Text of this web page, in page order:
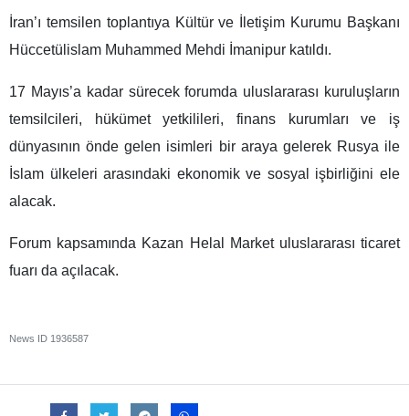
İran’ı temsilen toplantıya Kültür ve İletişim Kurumu Başkanı
Hüccetülislam Muhammed Mehdi İmanipur katıldı.
17 Mayıs’a kadar sürecek forumda uluslararası kuruluşların
temsilcileri, hükümet yetkilileri, finans kurumları ve iş
dünyasının önde gelen isimleri bir araya gelerek Rusya ile
İslam ülkeleri arasındaki ekonomik ve sosyal işbirliğini ele
alacak.
Forum kapsamında Kazan Helal Market uluslararası ticaret
fuarı da açılacak.
News ID 1936587